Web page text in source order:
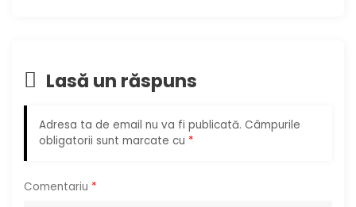
n
r
t
Lasă un răspuns
Adresa ta de email nu va fi publicată. Câmpurile
obligatorii sunt marcate cu *
Comentariu *